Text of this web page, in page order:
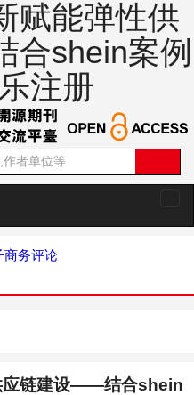
赋能弹性供
shein案例
注册
换
商务评论
应链建设——结合shein